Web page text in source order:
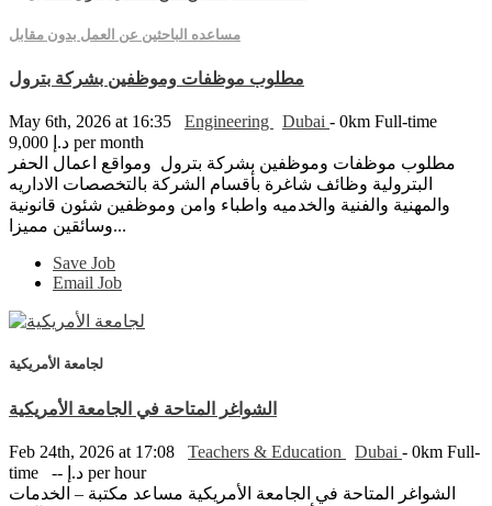
مساعده الباحثين عن العمل بدون مقابل
مطلوب موظفات وموظفين بشركة بترول
May 6th, 2026 at 16:35 Engineering Dubai - 0km Full-time
9,000 د.إ per month
مطلوب موظفات وموظفين بشركة بترول ومواقع اعمال الحفر
البترولية وظائف شاغرة بأقسام الشركة بالتخصصات الاداريه
والمهنية والفنية والخدميه واطباء وامن وموظفين شئون قانونية
وسائقين مميزا...
Save Job
Email Job
لجامعة الأمريكية
الشواغر المتاحة في الجامعة الأمريكية
Feb 24th, 2026 at 17:08 Teachers & Education Dubai - 0km Full-
time
-- د.إ per hour
الشواغر المتاحة في الجامعة الأمريكية مساعد مكتبة – الخدمات